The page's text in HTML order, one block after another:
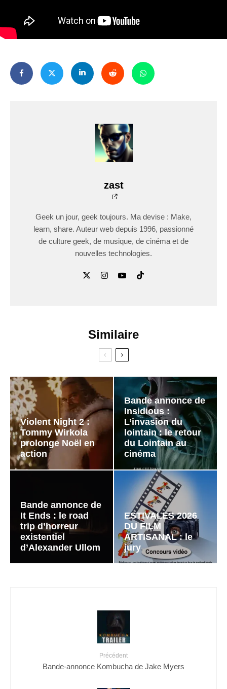
zast
Geek un jour, geek toujours. Ma devise : Make,
learn, share. Auteur web depuis 1996, passionné
de culture geek, de musique, de cinéma et de
nouvelles technologies.
Similaire
Violent Night 2 :
Tommy Wirkola
prolonge Noël en
action
Bande annonce de
Insidious :
L’invasion du
lointain : le retour
du Lointain au
cinéma
Bande annonce de
It Ends : le road
trip d’horreur
existentiel
d’Alexander Ullom
ESTIVALES 2026
DU FILM
ARTISANAL : le
jury
Précédent
Bande-annonce Kombucha de Jake Myers